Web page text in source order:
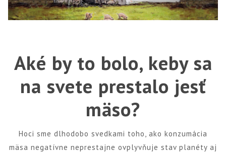
Aké by to bolo, keby sa
na svete prestalo jesť
mäso?
Hoci sme dlhodobo svedkami toho, ako konzumácia
mäsa negatívne neprestajne ovplyvňuje stav planéty aj